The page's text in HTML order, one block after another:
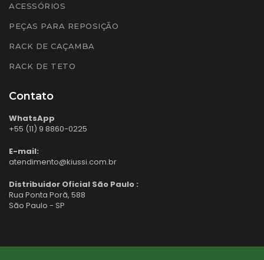
ACESSÓRIOS
PEÇAS PARA REPOSIÇÃO
RACK DE CAÇAMBA
RACK DE TETO
Contato
WhatsApp
+55 (11) 9 8860-0225
E-mail:
atendimento@kiussi.com.br
Distribuidor Oficial São Paulo :
Rua Ponta Porã, 588
São Paulo - SP